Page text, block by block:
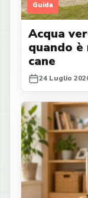
Guida
Acqua
quando
cane
24 Luglio